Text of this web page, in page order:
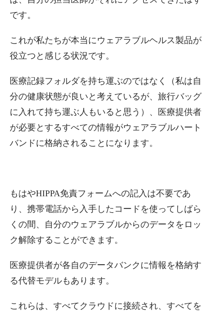
です。
これが私たちが本当にウェアラブルヘルス製品が
役立つと感じる状況です。
医療記録フォルダを持ち運ぶのではなく（私は自
分の健康状態が良いと考えているが、旅行バッグ
に入れて持ち運ぶ人もいると思う）、医療提供者
が必要とするすべての情報がウェアラブルハート
バンドに格納されることになります。
もはやHIPPA免責フォームへの記入は不要であ
り、携帯電話から入手したコードを使ってしばら
くの間、自分のウェアラブルからのデータをロッ
ク解除することができます。
医療提供者が各自のデータバンクに情報を格納す
る代替モデルもあります。
これらは、すべてクラウドに接続され、すべてを